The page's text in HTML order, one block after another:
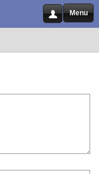
Menu